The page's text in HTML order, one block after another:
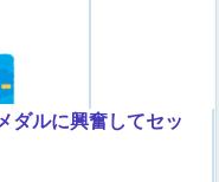
ダルに興奮してセッ